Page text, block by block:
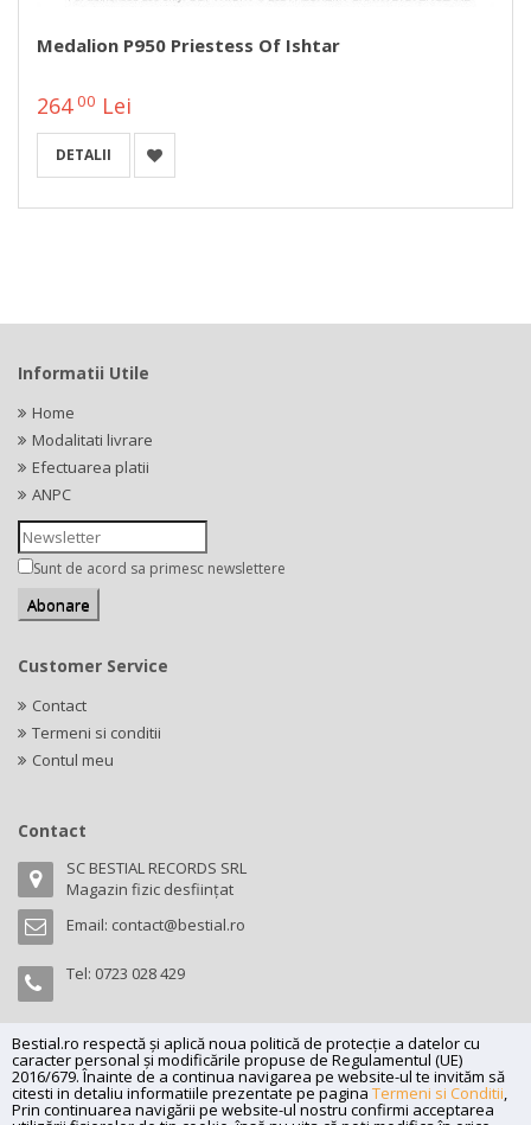
Medalion P950 Priestess Of Ishtar
264 00 Lei
DETALII
Bestial.ro respectă și aplică noua politică de protecție a datelor cu
caracter personal și modificările propuse de Regulamentul (UE)
2016/679. Înainte de a continua navigarea pe website-ul te invităm să
citesti in detaliu informatiile prezentate pe pagina Termeni si Conditii,
Prin continuarea navigării pe website-ul nostru confirmi acceptarea
Informatii Utile
Home
Modalitati livrare
Efectuarea platii
ANPC
Sunt de acord sa primesc newslettere
Customer Service
Contact
Termeni si conditii
Contul meu
Contact
SC BESTIAL RECORDS SRL
Magazin fizic desființat
Email: contact@bestial.ro
Tel: 0723 028 429
Copyright (C) 2026bestial.ro -All rights reserved.
SC BESTIAL RECORDS SRL, Nr. R.C.: J35/345/2005, C.U.I.: RO17197870,